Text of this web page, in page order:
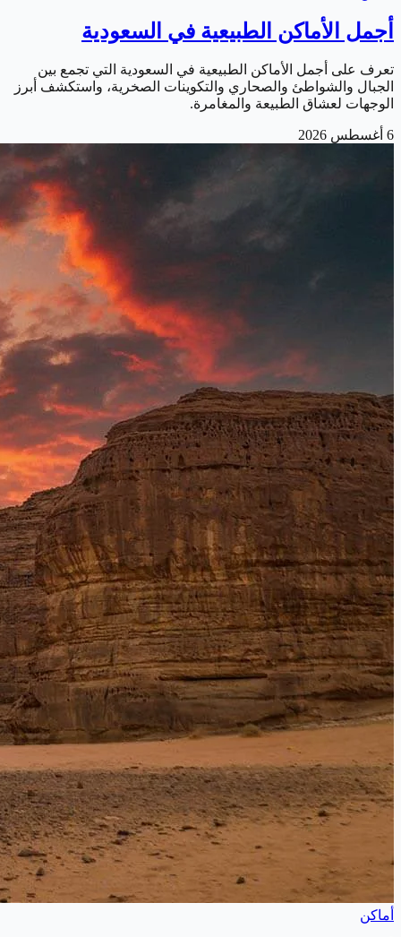
أجمل الأماكن الطبيعية في السعودية
تعرف على أجمل الأماكن الطبيعية في السعودية التي تجمع بين
الجبال والشواطئ والصحاري والتكوينات الصخرية، واستكشف أبرز
الوجهات لعشاق الطبيعة والمغامرة.
6 أغسطس 2026
أماكن